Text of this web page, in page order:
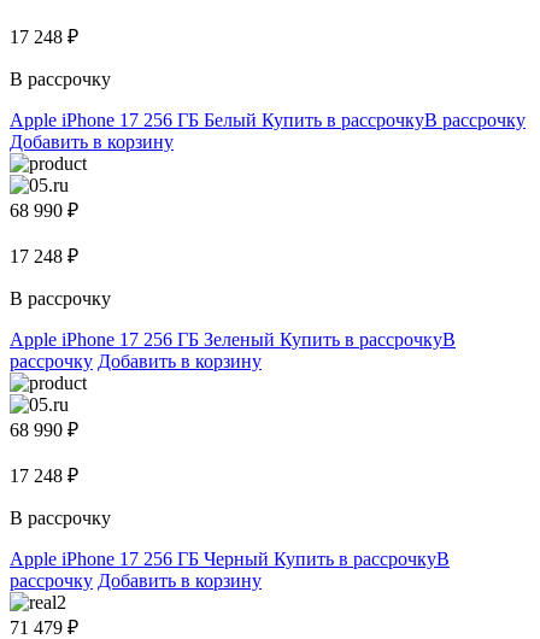
17 248 ₽
В рассрочку
Apple iPhone 17 256 ГБ Белый Купить в рассрочкуВ рассрочку
Добавить в корзину
68 990 ₽
17 248 ₽
В рассрочку
Apple iPhone 17 256 ГБ Зеленый Купить в рассрочкуВ
рассрочку Добавить в корзину
68 990 ₽
17 248 ₽
В рассрочку
Apple iPhone 17 256 ГБ Черный Купить в рассрочкуВ
рассрочку Добавить в корзину
71 479 ₽